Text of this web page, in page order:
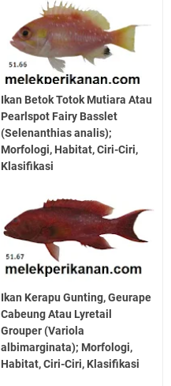
Ikan Betok Totok Mutiara Atau
Pearlspot Fairy Basslet
(Selenanthias analis);
Morfologi, Habitat, Ciri-Ciri,
Klasifikasi
Ikan Kerapu Gunting, Geurape
Cabeung Atau Lyretail
Grouper (Variola
albimarginata); Morfologi,
Habitat, Ciri-Ciri, Klasifikasi